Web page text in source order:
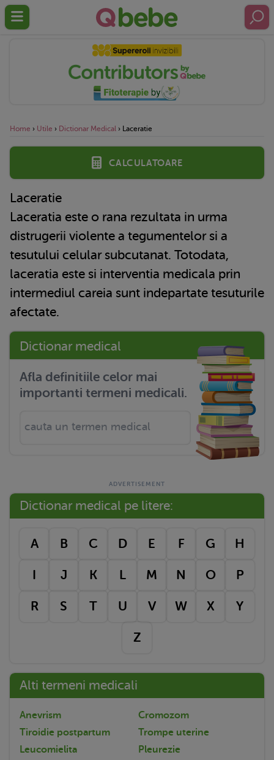
Home › Utile › Dictionar Medical › Laceratie
Calculatoare
Laceratie
Laceratia este o rana rezultata in urma
distrugerii violente a tegumentelor si a
tesutului celular subcutanat. Totodata,
laceratia este si interventia medicala prin
intermediul careia sunt indepartate tesuturile
afectate.
Dictionar medical
Afla definitiile celor mai
importanti termeni medicali.
Dictionar medical pe litere:
A B C D E F G H
I J K L M N O P
R S T U V W X Y
Z
Alti termeni medicali
Anevrism
Cromozom
Tiroidie postpartum
Trompe uterine
Leucomielita
Pleurezie